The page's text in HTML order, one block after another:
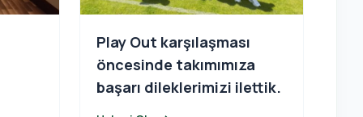
Play Out karşılaşması
öncesinde takımımıza
başarı dileklerimizi ilettik.